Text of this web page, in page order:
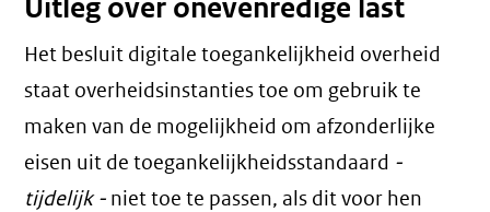
Uitleg over onevenredige last
Het besluit digitale toegankelijkheid overheid
staat overheidsinstanties toe om gebruik te
maken van de mogelijkheid om afzonderlijke
eisen uit de toegankelijkheidsstandaard -
tijdelijk - niet toe te passen, als dit voor hen